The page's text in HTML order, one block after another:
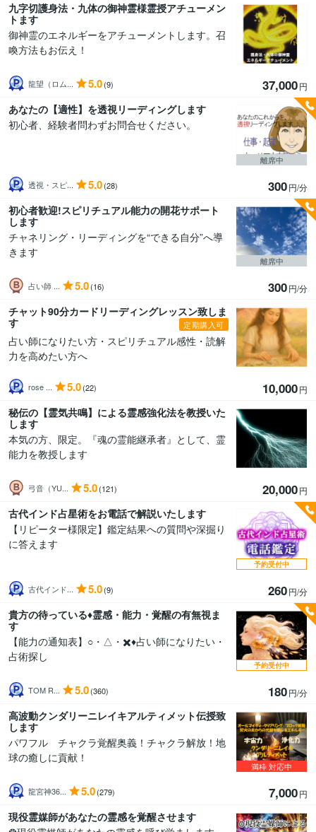
九字切護身法・九体の御神霊様霊授アチューメン
トます
御神霊のエネルギーをアチューメントします。召
喚方法もお伝え！
龍望（ロム... 5.0(9) 37,000円
あなたの【適性】を透視リーディングします
初心者、経験者問わずお問合せください。
透視・スピ... 5.0(28) 300円/分
離席中
初心者歓迎!スピリチュアル能力の開花サポート
します
チャネリング・リーディングを“できる自分”へ導
きます
占い師 ... 5.0(16) 300円/分
離席中
チャット90分カードリーディングレッスン致しま
す
定期購入可
占い師になりたい方・スピリチュアル感性・読解
力を高めたい方へ
rose ... 5.0(22) 10,000円
秘伝の【霊気共鳴】による霊感強化法を教授いた
します
本気の方、限定。『魂の霊能継承者』として、霊
能力を教授します
弓音（YU... 5.0(121) 20,000円
古代インド占星術をお電話で解説いたします
【リピーター様限定】鑑定結果への質問や深掘り
に答えます
古代インド... 5.0(9) 260円/分
予約受付中
貴方の待っている♦️霊感・能力・覚醒の有無視ま
す
【能力の通知表】○・△・✖️♦️占い師になりたい・
占術探し
TOM R... 5.0(360) 180円/分
予約受付中
高波動クンダリーニレイキアルティメット伝授致
します
パワフル チャクラ覚醒奥義！チャクラ解放！地
球の癒しに貢献！
龍宮神36... 5.0(279) 7,000円
満枠対応中
現役霊媒師があなたの霊感を覚醒させます